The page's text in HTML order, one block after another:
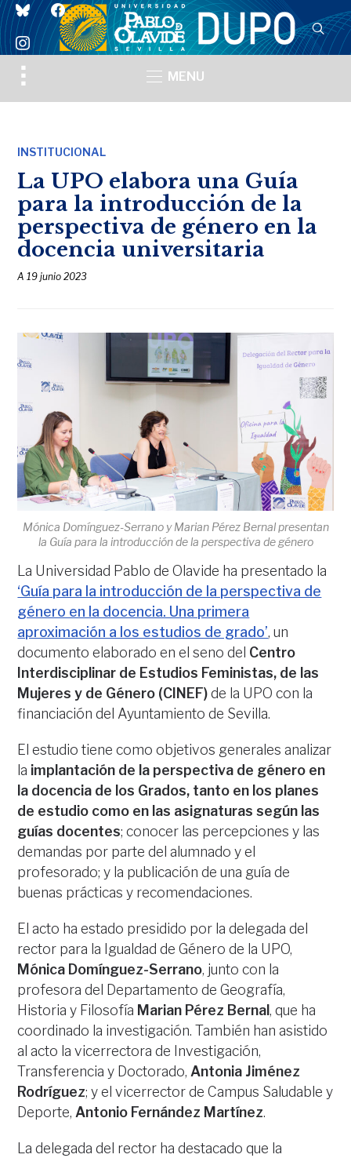
blueskyfacebook
instagram
Toggle
sidebar
MENU
INSTITUCIONAL
La UPO elabora una Guía
para la introducción de la
perspectiva de género en la
docencia universitaria
A19 junio 2023
Mónica Domínguez-Serrano y Marian Pérez Bernal presentan
la Guía para la introducción de la perspectiva de género
La Universidad Pablo de Olavide ha presentado la
‘Guía para la introducción de la perspectiva de
género en la docencia. Una primera
aproximación a los estudios de grado’, un
documento elaborado en el seno del Centro
Interdisciplinar de Estudios Feministas, de las
Mujeres y de Género (CINEF)de la UPO con la
financiación del Ayuntamiento de Sevilla.
El estudio tiene como objetivos generales analizar
la implantación de la perspectiva de género en
la docencia de los Grados, tanto en los planes
de estudio como en las asignaturas según las
guías docentes; conocer las percepciones y las
demandas por parte del alumnado y el
profesorado; y la publicación de una guía de
buenas prácticas y recomendaciones.
El acto ha estado presidido por la delegada del
rector para la Igualdad de Género de la UPO,
Mónica Domínguez-Serrano, junto con la
profesora del Departamento de Geografía,
Historia y Filosofía Marian Pérez Bernal, que ha
coordinado la investigación. También han asistido
al acto la vicerrectora de Investigación,
Transferencia y Doctorado,Antonia Jiménez
Rodríguez; y el vicerrector de Campus Saludable y
Deporte,Antonio Fernández Martínez.
La delegada del rector ha destacado que la